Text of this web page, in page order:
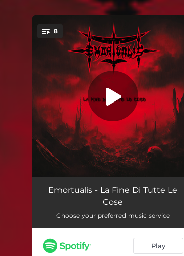
You're all set!
8
Intro 01:39
La vera rivoluzione
Viscere dall_oltrtomba 03:48
La parte oscura
Emortualis - La Fine Di Tutte Le
Cose
Choose your preferred music service
Play